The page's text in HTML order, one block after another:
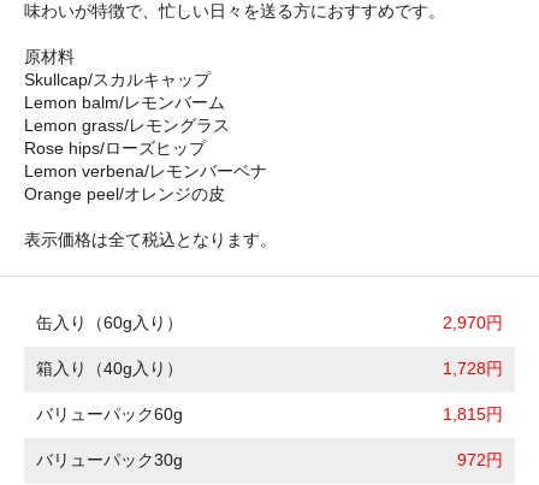
味わいが特徴で、忙しい日々を送る方におすすめです。
原材料
Skullcap/スカルキャップ
Lemon balm/レモンバーム
Lemon grass/レモングラス
Rose hips/ローズヒップ
Lemon verbena/レモンバーベナ
Orange peel/オレンジの皮
表示価格は全て税込となります。
缶入り（60g入り） 2,970円
箱入り（40g入り） 1,728円
バリューパック60g 1,815円
バリューパック30g 972円